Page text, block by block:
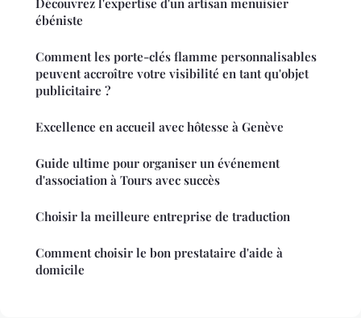
Découvrez l'expertise d'un artisan menuisier
ébéniste
Comment les porte-clés flamme personnalisables
peuvent accroître votre visibilité en tant qu'objet
publicitaire ?
Excellence en accueil avec hôtesse à Genève
Guide ultime pour organiser un événement
d'association à Tours avec succès
Choisir la meilleure entreprise de traduction
Comment choisir le bon prestataire d'aide à
domicile